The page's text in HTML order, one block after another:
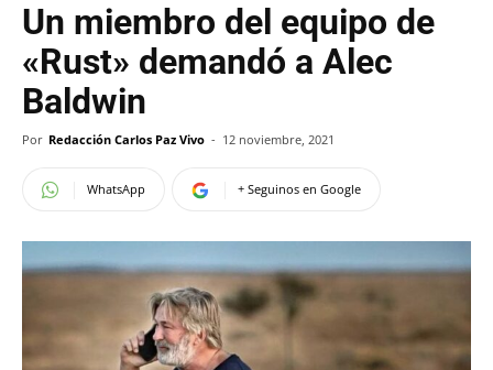
Un miembro del equipo de
«Rust» demandó a Alec
Baldwin
Por Redacción Carlos Paz Vivo - 12 noviembre, 2021
WhatsApp + Seguinos en Google